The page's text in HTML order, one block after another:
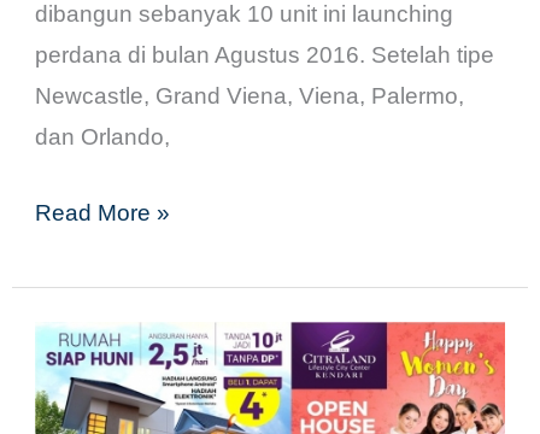
dibangun sebanyak 10 unit ini launching
perdana di bulan Agustus 2016. Setelah tipe
Newcastle, Grand Viena, Viena, Palermo,
dan Orlando,
Read More »
Women’s
Day
di